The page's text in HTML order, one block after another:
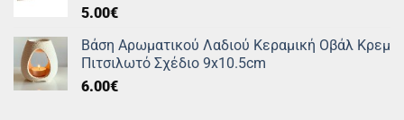
5.00€
Βάση Αρωματικού Λαδιού Κεραμική Οβάλ Κρεμ
Πιτσιλωτό Σχέδιο 9x10.5cm
6.00€